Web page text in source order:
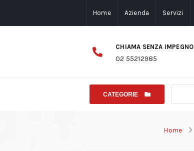
Home Azienda Servizi
CHIAMA SENZA IMPEGNO
02 55212985
CATEGORIE
Home